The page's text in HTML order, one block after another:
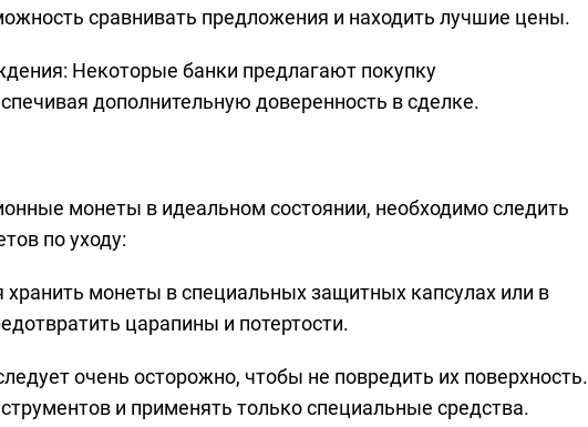
сравнивать предложения и находить лучшие цены.
Некоторые банки предлагают покупку
дополнительную доверенность в сделке.
монеты в идеальном состоянии, необходимо следить
по уходу:
хранить монеты в специальных защитных капсулах или в
царапины и потертости.
очень осторожно, чтобы не повредить их поверхность.
и применять только специальные средства.